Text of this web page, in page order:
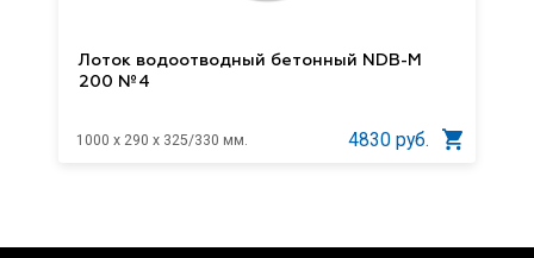
Лоток водоотводный бетонный NDB-M
200 №4
1000 x 290 x 325/330 мм. 4830 руб.